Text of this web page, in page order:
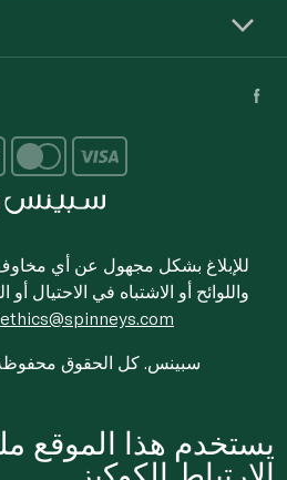
للإبلاغ بشكل مجهول عن أي مخاوف
واللوائح أو الاشتباه في الاحتيال
ethics@spinneys.com
© 2020-2026 سبينس. كل الحقوق
يستخدم هذا الموقع